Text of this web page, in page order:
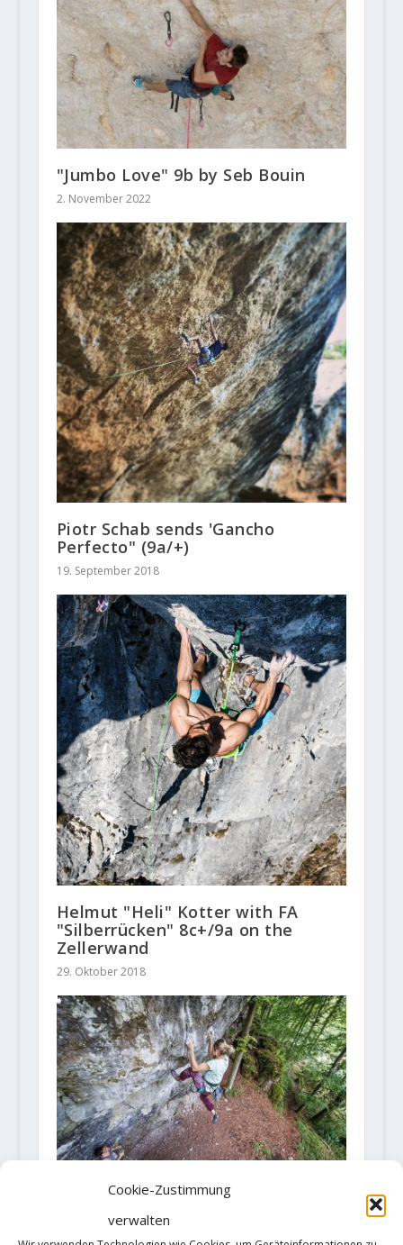
Cookie-Zustimmung
verwalten
"Jumbo Love" 9b by Seb Bouin
2. November 2022
Piotr Schab sends 'Gancho
Perfecto" (9a/+)
19. September 2018
Helmut "Heli" Kotter with FA
"Silberrücken" 8c+/9a on the
Zellerwand
29. Oktober 2018
Sylwia Buczek sends "Intercooler"
(XI-) in Frankenjura